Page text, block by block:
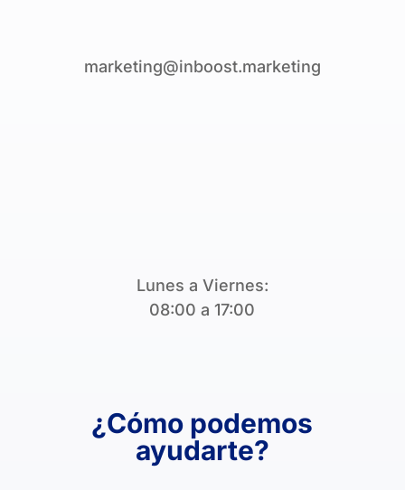
marketing@inboost.marketing
Lunes a Viernes:
08:00 a 17:00
¿Cómo podemos
ayudarte?